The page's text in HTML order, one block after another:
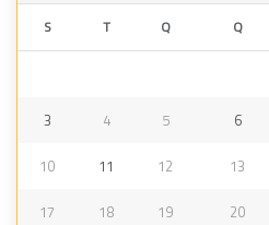
S T Q Q
3 4 5 6
10 11 12 13
17 18 19 20